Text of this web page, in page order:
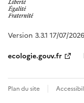
Version 3.3.1 17/07/2026
ecologie.gouv.fr
Plan du site